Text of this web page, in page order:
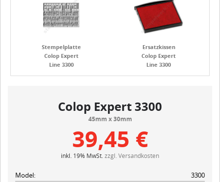
Ersatzkissen
Colop Expert
Line 3300
Stempelplatte
Colop Expert
Line 3300
Colop Expert 3300
45mm x 30mm
39,45 €
inkl. 19% MwSt. zzgl. Versandkosten
Model:
3300